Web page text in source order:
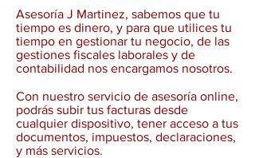
Asesoría J Martinez, sabemos que tu
tiempo es dinero, y para que utilices tu
tiempo en gestionar tu negocio, de las
gestiones fiscales laborales y de
contabilidad nos encargamos nosotros.
Con nuestro servicio de asesoría online,
podrás subir tus facturas desde
cualquier dispositivo, tener acceso a tus
documentos, impuestos, declaraciones,
y más servicios.